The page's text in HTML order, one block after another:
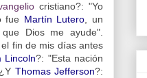
cristiano?: "Yo
fue Martín Lutero , un
Dios me ayude".
fin de mis días antes
Lincoln?: "Esta nación
Thomas Jefferson?: